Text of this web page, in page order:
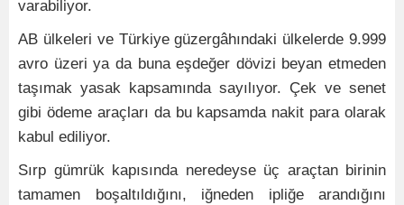
varabiliyor.
AB ülkeleri ve Türkiye güzergâhındaki ülkelerde 9.999
avro üzeri ya da buna eşdeğer dövizi beyan etmeden
taşımak yasak kapsamında sayılıyor. Çek ve senet
gibi ödeme araçları da bu kapsamda nakit para olarak
kabul ediliyor.
Sırp gümrük kapısında neredeyse üç araçtan birinin
tamamen boşaltıldığını, iğneden ipliğe arandığını